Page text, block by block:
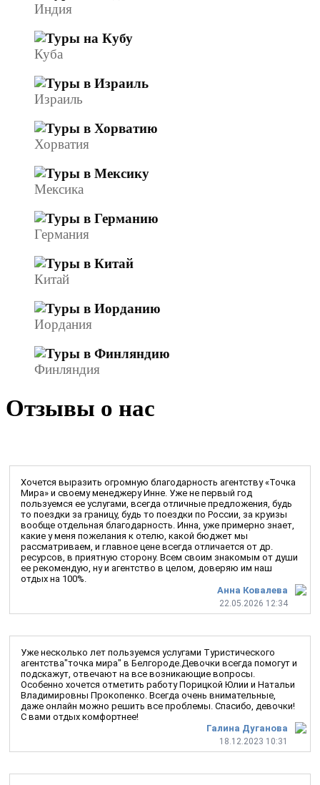
Индия
Куба
Израиль
Хорватия
Мексика
Германия
Китай
Иордания
Финляндия
Отзывы о нас
Анна Ковалева
22.05.2026 12:34
Хочется выразить огромную благодарность агентству «Точка
Мира» и своему менеджеру Инне. Уже не первый год
пользуемся ее услугами, всегда отличные предложения, будь
то поездки за границу, будь то поездки по России, за круизы
вообще отдельная благодарность. Инна, уже примерно знает,
какие у меня пожелания к отелю, какой бюджет мы
рассматриваем, и главное цене всегда отличается от др.
ресурсов, в приятную сторону. Всем своим знакомым от души
ее рекомендую, ну и агентство в целом, доверяю им наш
отдых на 100%.
Галина Дуганова
18.12.2023 10:31
Уже несколько лет пользуемся услугами Туристического
агентства"точка мира" в Белгороде.Девочки всегда помогут и
подскажут, отвечают на все возникающие вопросы.
Особенно хочется отметить работу Порицкой Юлии и Натальи
Владимировны Прокопенко. Всегда очень внимательные,
даже онлайн можно решить все проблемы. Спасибо, девочки!
С вами отдых комфортнее!